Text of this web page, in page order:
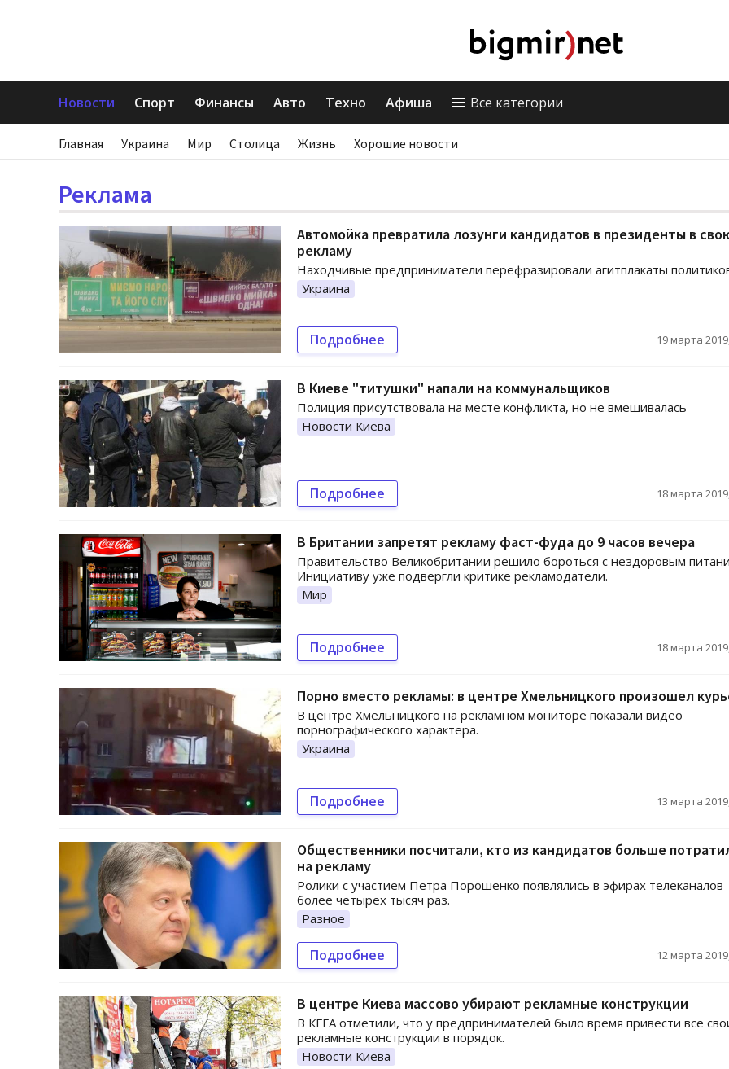
Новости Спорт Финансы Авто Техно Афиша Все категории
Главная Украина Мир Столица Жизнь Хорошие новости
Реклама
Автомойка превратила лозунги кандидатов в президенты в
рекламу
Находчивые предприниматели перефразировали агитплакаты
Украина
Подробнее 19 марта
В Киеве "титушки" напали на коммунальщиков
Полиция присутствовала на месте конфликта, но не вмешивалась
Новости Киева
Подробнее 18 марта
В Британии запретят рекламу фаст-фуда до 9 часов вечера
Правительство Великобритании решило бороться с нездоровым
Инициативу уже подвергли критике рекламодатели.
Мир
Подробнее 18 марта
Порно вместо рекламы: в центре Хмельницкого произошел
В центре Хмельницкого на рекламном мониторе показали видео
порнографического характера.
Украина
Подробнее 13 марта
Общественники посчитали, кто из кандидатов больше
на рекламу
Ролики с участием Петра Порошенко появлялись в эфирах телеканалов
более четырех тысяч раз.
Разное
Подробнее 12 марта
В центре Киева массово убирают рекламные конструкции
В КГГА отметили, что у предпринимателей было время привести все
рекламные конструкции в порядок.
Новости Киева